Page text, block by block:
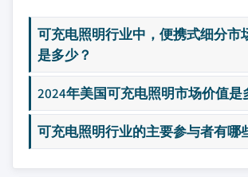
可充电照明行业中，便携式细分市
是多少？
2024年美国可充电照明市场价值是
可充电照明行业的主要参与者有哪